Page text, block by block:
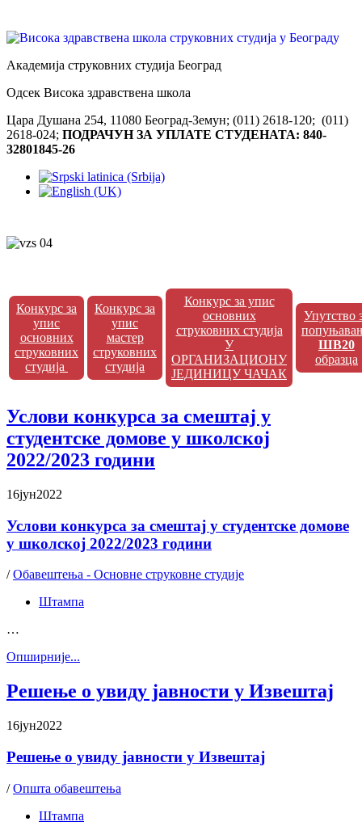
Академија струковних студија Београд
Одсек Висока здравствена школа
Цара Душана 254, 11080 Београд-Земун; (011) 2618-120; (011)
2618-024; ПОДРАЧУН ЗА УПЛАТЕ СТУДЕНАТА: 840-
32801845-26
Конкурс за
упис
основних
струковних
студија
Конкурс за
упис
мастер
струковних
студија
Конкурс за упис
основних
струковних студија
У
ОРГАНИЗАЦИОНУ
ЈЕДИНИЦУ ЧАЧАК
Упутство
ШВ20
образца
Услови конкурса за смештај у
студентске домове у школској
2022/2023 години
16јун2022
Услови конкурса за смештај у студентске домове
у школској 2022/2023 години
/Обавештења - Основне струковне студије
Штампа
…
Oпширније...
Решење о увиду јавности у Извештај
16јун2022
Решење о увиду јавности у Извештај
/Општа обавештења
Штампа